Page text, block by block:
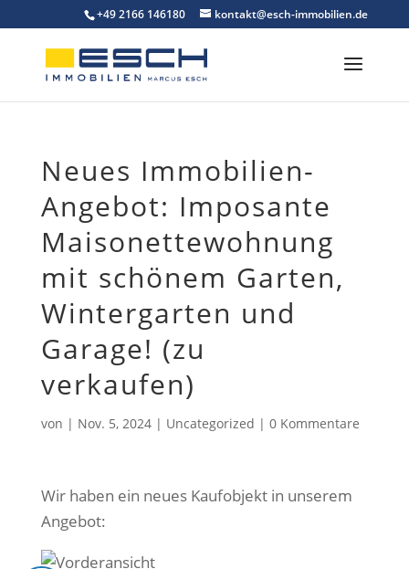
to
content
+49 2166 146180 kontakt@esch-immobilien.de
Neues Immobilien-
Angebot: Imposante
Maisonettewohnung
mit schönem Garten,
Wintergarten und
Garage! (zu
verkaufen)
von | Nov. 5, 2024| Uncategorized | 0 Kommentare
Wir haben ein neues Kaufobjekt in unserem
Angebot: